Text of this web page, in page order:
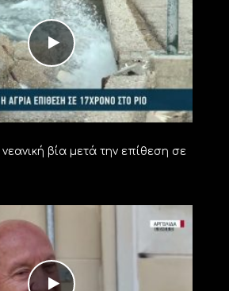
βία μετά την επίθεση σε